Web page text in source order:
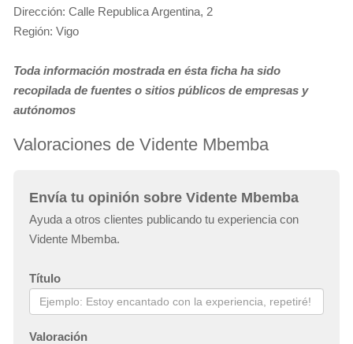
Dirección: Calle Republica Argentina, 2
Región: Vigo
Toda información mostrada en ésta ficha ha sido
recopilada de fuentes o sitios públicos de empresas y
autónomos
Valoraciones de Vidente Mbemba
Envía tu opinión sobre Vidente Mbemba
Ayuda a otros clientes publicando tu experiencia con
Vidente Mbemba.
Título
Valoración